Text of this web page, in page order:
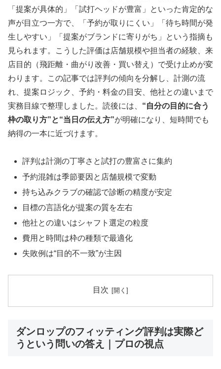
「提案が具体的」「試打ヘッドが豊富」といった肯定的な
声が目立つ一方で、「予約が取りにくい」「待ち時間が発
生しやすい」「提案がブランドに寄りがち」という指摘も
見られます。こうした評価は店舗規模や担当者の経験、来
店目的（飛距離・曲がり改善・買い替え）で受け止めが変
わります。この記事では評判の傾向を分解し、計測の流
れ、提案ロジック、予約・料金の目安、他社との違いまで
実務目線で整理しました。読後には、 “自分の目的に合う
枠の取り方”と“当日の伝え方”が明確になり、短時間でも
納得の一本に近づけます。
評判は計測の丁寧さと試打の豊富さに集約
予約混雑は季節要因と店舗規模で変動
持ち込みクラブの確認で診断の精度が安定
目標の言語化が提案の質を左右
他社との違いはシャフト選定の粒度
費用と時間は枠の種類で最適化
失敗例は“目的不一致”が主因
目次
ダンロップのフィッティング評判は実際ど
うという問いの答え｜プロの視点